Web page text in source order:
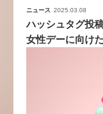
ニュース 2025.03.08
ハッシュタグ投
女性デーに向け